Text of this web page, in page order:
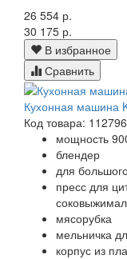
26 554 р.
30 175 р.
В избранное
Сравнить
Кухонная машина
Код товара: 112796
мощность
блендер
для
пресс для
мясорубка
мельничка
корпус из